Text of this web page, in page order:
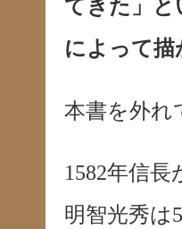
てきた」と
によって
本書を外れ
1582年信
明智光秀は